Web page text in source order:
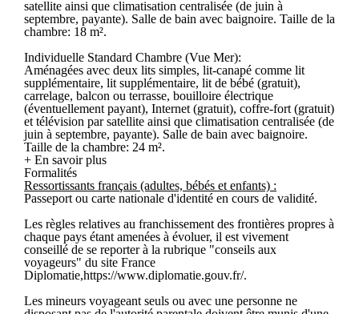
satellite ainsi que climatisation centralisée (de juin à
septembre, payante). Salle de bain avec baignoire. Taille de la
chambre: 18 m².
Individuelle Standard Chambre (Vue Mer):
Aménagées avec deux lits simples, lit-canapé comme lit
supplémentaire, lit supplémentaire, lit de bébé (gratuit),
carrelage, balcon ou terrasse, bouilloire électrique
(éventuellement payant), Internet (gratuit), coffre-fort (gratuit)
et télévision par satellite ainsi que climatisation centralisée (de
juin à septembre, payante). Salle de bain avec baignoire.
Taille de la chambre: 24 m².
+ En savoir plus
Formalités
Ressortissants français (adultes, bébés et enfants) :
Passeport ou carte nationale d'identité en cours de validité.
Les règles relatives au franchissement des frontières propres à
chaque pays étant amenées à évoluer, il est vivement
conseillé de se reporter à la rubrique "conseils aux
voyageurs" du site France
Diplomatie,https://www.diplomatie.gouv.fr/.
Les mineurs voyageant seuls ou avec une personne ne